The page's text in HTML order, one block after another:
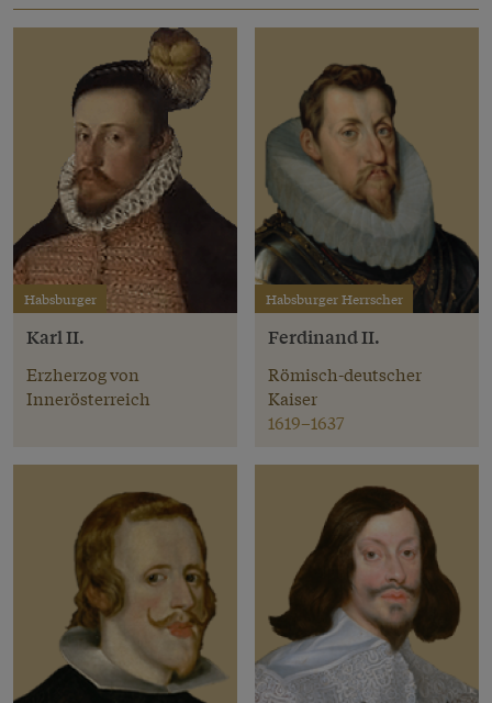
Habsburger
Karl II.
Erzherzog von
Innerösterreich
Habsburger Herrscher
Ferdinand II.
Römisch-deutscher
Kaiser
1619–1637